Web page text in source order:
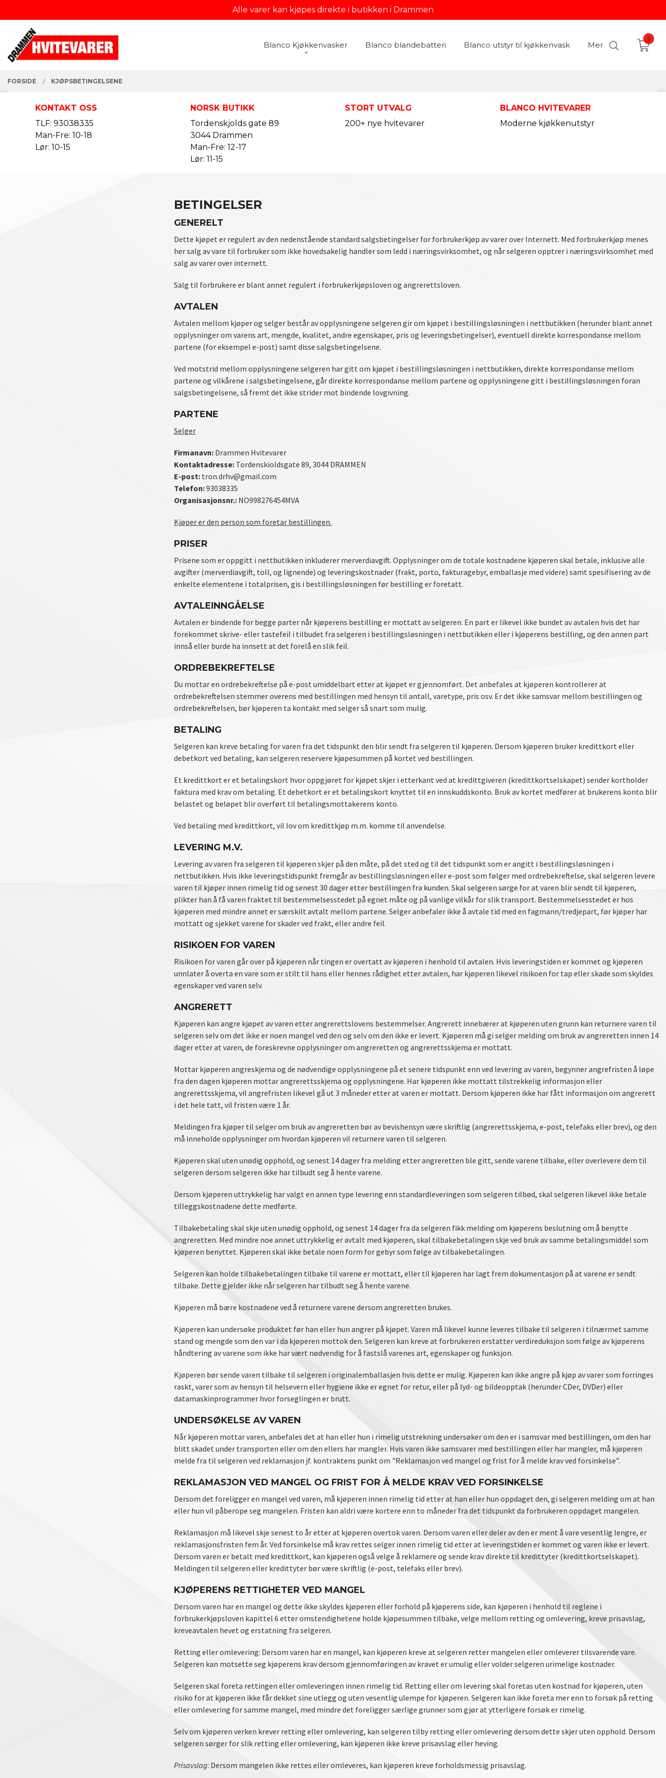
til
innholdet
Alle varer kan kjøpes direkte i butikken i Drammen
PRODUKTER
Blanco Kjøkkenvasker Blanco blandebatteri Blanco utstyr til kjøkkenvask Mer
0
FORSIDE KJØPSBETINGELSENE
KONTAKT OSS
TLF: 93038335
Man-Fre: 10-18
Lør: 10-15
NORSK BUTIKK
Tordenskjolds gate 89
3044 Drammen
Man-Fre: 12-17
Lør: 11-15
STORT UTVALG
200+ nye hvitevarer
BLANCO HVITEVARER
Moderne kjøkkenutstyr
BETINGELSER
GENERELT
Dette kjøpet er regulert av den nedenstående standard salgsbetingelser for forbrukerkjøp av varer over Internett. Med forbrukerkjøp menes
her salg av vare til forbruker som ikke hovedsakelig handler som ledd i næringsvirksomhet, og når selgeren opptrer i næringsvirksomhet med
salg av varer over internett.
Salg til forbrukere er blant annet regulert i forbrukerkjøpsloven og angrerettsloven.
AVTALEN
Avtalen mellom kjøper og selger består av opplysningene selgeren gir om kjøpet i bestillingsløsningen i nettbutikken (herunder blant annet
opplysninger om varens art, mengde, kvalitet, andre egenskaper, pris og leveringsbetingelser), eventuell direkte korrespondanse mellom
partene (for eksempel e-post) samt disse salgsbetingelsene.
Ved motstrid mellom opplysningene selgeren har gitt om kjøpet i bestillingsløsningen i nettbutikken, direkte korrespondanse mellom
partene og vilkårene i salgsbetingelsene, går direkte korrespondanse mellom partene og opplysningene gitt i bestillingsløsningen foran
salgsbetingelsene, så fremt det ikke strider mot bindende lovgivning.
PARTENE
Selger
Firmanavn: Drammen Hvitevarer
Kontaktadresse: Tordenskioldsgate 89, 3044 DRAMMEN
E-post: tron.drhv@gmail.com
Telefon:93038335
Organisasjonsnr.: NO998276454MVA
Kjøper er den person som foretar bestillingen.
PRISER
Prisene som er oppgitt i nettbutikken inkluderer merverdiavgift. Opplysninger om de totale kostnadene kjøperen skal betale, inklusive alle
avgifter (merverdiavgift, toll, og lignende) og leveringskostnader (frakt, porto, fakturagebyr, emballasje med videre) samt spesifisering av de
enkelte elementene i totalprisen, gis i bestillingsløsningen før bestilling er foretatt.
AVTALEINNGÅELSE
Avtalen er bindende for begge parter når kjøperens bestilling er mottatt av selgeren. En part er likevel ikke bundet av avtalen hvis det har
forekommet skrive- eller tastefeil i tilbudet fra selgeren i bestillingsløsningen i nettbutikken eller i kjøperens bestilling, og den annen part
innså eller burde ha innsett at det forelå en slik feil.
ORDREBEKREFTELSE
Du mottar en ordrebekreftelse på e-post umiddelbart etter at kjøpet er gjennomført. Det anbefales at kjøperen kontrollerer at
ordrebekreftelsen stemmer overens med bestillingen med hensyn til antall, varetype, pris osv. Er det ikke samsvar mellom bestillingen og
ordrebekreftelsen, bør kjøperen ta kontakt med selger så snart som mulig.
BETALING
Selgeren kan kreve betaling for varen fra det tidspunkt den blir sendt fra selgeren til kjøperen. Dersom kjøperen bruker kredittkort eller
debetkort ved betaling, kan selgeren reservere kjøpesummen på kortet ved bestillingen.
Et kredittkort er et betalingskort hvor oppgjøret for kjøpet skjer i etterkant ved at kredittgiveren (kredittkortselskapet) sender kortholder
faktura med krav om betaling. Et debetkort er et betalingskort knyttet til en innskuddskonto. Bruk av kortet medfører at brukerens konto blir
belastet og beløpet blir overført til betalingsmottakerens konto.
Ved betaling med kredittkort, vil lov om kredittkjøp m.m. komme til anvendelse.
LEVERING M.V.
Levering av varen fra selgeren til kjøperen skjer på den måte, på det sted og til det tidspunkt som er angitt i bestillingsløsningen i
nettbutikken. Hvis ikke leveringstidspunkt fremgår av bestillingsløsningen eller e-post som følger med ordrebekreftelse, skal selgeren levere
varen til kjøper innen rimelig tid og senest 30 dager etter bestillingen fra kunden. Skal selgeren sørge for at varen blir sendt til kjøperen,
plikter han å få varen fraktet til bestemmelsesstedet på egnet måte og på vanlige vilkår for slik transport. Bestemmelsesstedet er hos
kjøperen med mindre annet er særskilt avtalt mellom partene. Selger anbefaler ikke å avtale tid med en fagmann/tredjepart, før kjøper har
mottatt og sjekket varene for skader ved frakt, eller andre feil.
RISIKOEN FOR VAREN
Risikoen for varen går over på kjøperen når tingen er overtatt av kjøperen i henhold til avtalen. Hvis leveringstiden er kommet og kjøperen
unnlater å overta en vare som er stilt til hans eller hennes rådighet etter avtalen, har kjøperen likevel risikoen for tap eller skade som skyldes
egenskaper ved varen selv.
ANGRERETT
Kjøperen kan angre kjøpet av varen etter angrerettslovens bestemmelser. Angrerett innebærer at kjøperen uten grunn kan returnere varen til
selgeren selv om det ikke er noen mangel ved den og selv om den ikke er levert. Kjøperen må gi selger melding om bruk av angreretten innen 14
dager etter at varen, de foreskrevne opplysninger om angreretten og angrerettsskjema er mottatt.
Mottar kjøperen angreskjema og de nødvendige opplysningene på et senere tidspunkt enn ved levering av varen, begynner angrefristen å løpe
fra den dagen kjøperen mottar angrerettsskjema og opplysningene. Har kjøperen ikke mottatt tilstrekkelig informasjon eller
angrerettsskjema, vil angrefristen likevel gå ut 3 måneder etter at varen er mottatt. Dersom kjøperen ikke har fått informasjon om angrerett
i det hele tatt, vil fristen være 1 år.
Meldingen fra kjøper til selger om bruk av angreretten bør av bevishensyn være skriftlig (angrerettsskjema, e-post, telefaks eller brev), og den
må inneholde opplysninger om hvordan kjøperen vil returnere varen til selgeren.
Kjøperen skal uten unødig opphold, og senest 14 dager fra melding etter angreretten ble gitt, sende varene tilbake, eller overlevere dem til
selgeren dersom selgeren ikke har tilbudt seg å hente varene.
Dersom kjøperen uttrykkelig har valgt en annen type levering enn standardleveringen som selgeren tilbød, skal selgeren likevel ikke betale
tilleggskostnadene dette medførte.
Tilbakebetaling skal skje uten unødig opphold, og senest 14 dager fra da selgeren fikk melding om kjøperens beslutning om å benytte
angreretten. Med mindre noe annet uttrykkelig er avtalt med kjøperen, skal tilbakebetalingen skje ved bruk av samme betalingsmiddel som
kjøperen benyttet. Kjøperen skal ikke betale noen form for gebyr som følge av tilbakebetalingen.
Selgeren kan holde tilbakebetalingen tilbake til varene er mottatt, eller til kjøperen har lagt frem dokumentasjon på at varene er sendt
tilbake. Dette gjelder ikke når selgeren har tilbudt seg å hente varene.
Kjøperen må bære kostnadene ved å returnere varene dersom angreretten brukes.
Kjøperen kan undersøke produktet før han eller hun angrer på kjøpet. Varen må likevel kunne leveres tilbake til selgeren i tilnærmet samme
stand og mengde som den var i da kjøperen mottok den. Selgeren kan kreve at forbrukeren erstatter verdireduksjon som følge av kjøperens
håndtering av varene som ikke har vært nødvendig for å fastslå varenes art, egenskaper og funksjon.
Kjøperen bør sende varen tilbake til selgeren i originalemballasjen hvis dette er mulig. Kjøperen kan ikke angre på kjøp av varer som forringes
raskt, varer som av hensyn til helsevern eller hygiene ikke er egnet for retur, eller på lyd- og bildeopptak (herunder CDer, DVDer) eller
datamaskinprogrammer hvor forseglingen er brutt.
UNDERSØKELSE AV VAREN
Når kjøperen mottar varen, anbefales det at han eller hun i rimelig utstrekning undersøker om den er i samsvar med bestillingen, om den har
blitt skadet under transporten eller om den ellers har mangler. Hvis varen ikke samsvarer med bestillingen eller har mangler, må kjøperen
melde fra til selgeren ved reklamasjon jf. kontraktens punkt om "Reklamasjon ved mangel og frist for å melde krav ved forsinkelse”.
REKLAMASJON VED MANGEL OG FRIST FOR Å MELDE KRAV VED FORSINKELSE
Dersom det foreligger en mangel ved varen, må kjøperen innen rimelig tid etter at han eller hun oppdaget den, gi selgeren melding om at han
eller hun vil påberope seg mangelen. Fristen kan aldri være kortere enn to måneder fra det tidspunkt da forbrukeren oppdaget mangelen.
Reklamasjon må likevel skje senest to år etter at kjøperen overtok varen. Dersom varen eller deler av den er ment å vare vesentlig lengre, er
reklamasjonsfristen fem år. Ved forsinkelse må krav rettes selger innen rimelig tid etter at leveringstiden er kommet og varen ikke er levert.
Dersom varen er betalt med kredittkort, kan kjøperen også velge å reklamere og sende krav direkte til kredittyter (kredittkortselskapet).
Meldingen til selgeren eller kredittyter bør være skriftlig (e-post, telefaks eller brev).
KJØPERENS RETTIGHETER VED MANGEL
Dersom varen har en mangel og dette ikke skyldes kjøperen eller forhold på kjøperens side, kan kjøperen i henhold til reglene i
forbrukerkjøpsloven kapittel 6 etter omstendighetene holde kjøpesummen tilbake, velge mellom retting og omlevering, kreve prisavslag,
kreveavtalen hevet og erstatning fra selgeren.
Retting eller omlevering: Dersom varen har en mangel, kan kjøperen kreve at selgeren retter mangelen eller omleverer tilsvarende vare.
Selgeren kan motsette seg kjøperens krav dersom gjennomføringen av kravet er umulig eller volder selgeren urimelige kostnader.
Selgeren skal foreta rettingen eller omleveringen innen rimelig tid. Retting eller om levering skal foretas uten kostnad for kjøperen, uten
risiko for at kjøperen ikke får dekket sine utlegg og uten vesentlig ulempe for kjøperen. Selgeren kan ikke foreta mer enn to forsøk på retting
eller omlevering for samme mangel, med mindre det foreligger særlige grunner som gjør at ytterligere forsøk er rimelig.
Selv om kjøperen verken krever retting eller omlevering, kan selgeren tilby retting eller omlevering dersom dette skjer uten opphold. Dersom
selgeren sørger for slik retting eller omlevering, kan kjøperen ikke kreve prisavslag eller heving.
Prisavslag: Dersom mangelen ikke rettes eller omleveres, kan kjøperen kreve forholdsmessig prisavslag.